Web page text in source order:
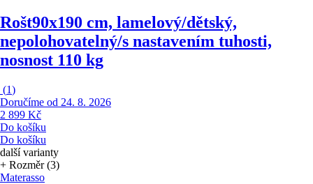
Rošt90x190 cm, lamelový/dětský,
nepolohovatelný/s nastavením tuhosti,
nosnost 110 kg
(1)
Doručíme od 24. 8. 2026
2 899 Kč
Do košíku
Do košíku
další varianty
+ Rozměr (3)
Materasso